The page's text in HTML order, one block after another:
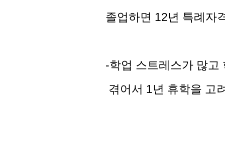
졸업하면 12년 특례자
-학업 스트레스가 많고
겪어서 1년 휴학을 고